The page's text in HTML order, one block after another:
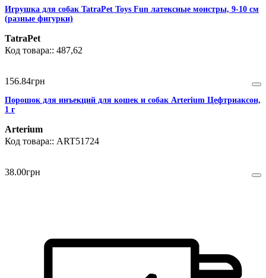
Игрушка для собак TatraPet Toys Fun латексные монстры, 9-10 см
(разные фигурки)
TatraPet
487,62
156.84грн
Порошок для инъекций для кошек и собак Arterium Цефтриаксон,
1 г
Arterium
ART51724
38.00грн